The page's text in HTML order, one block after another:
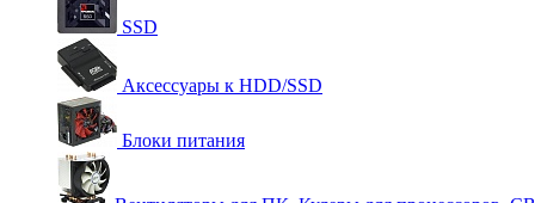
SSD
Аксессуары к HDD/SSD
Блоки питания